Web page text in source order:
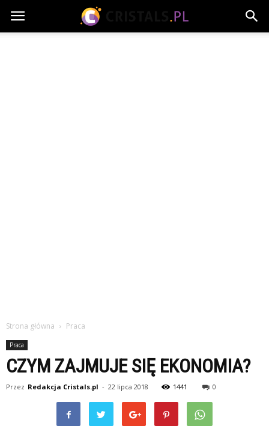
Strona główna Praca
Praca
CZYM ZAJMUJE SIĘ EKONOMIA?
Przez Redakcja Cristals.pl - 22 lipca 2018 1441 0